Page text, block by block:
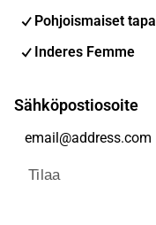
Pohjoismaiset
Inderes Femme
Sähköpostiosoite
Tilaa